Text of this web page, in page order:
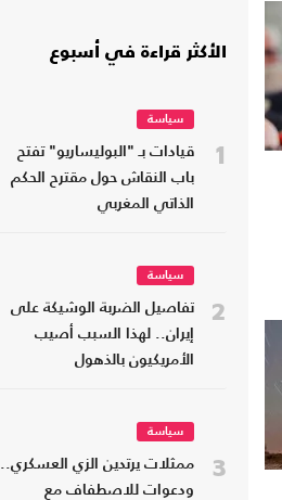
الأكثر قراءة في أسبوع
1
سياسة
قيادات بـ "البوليساريو" تفتح
باب النقاش حول مقترح الحكم
الذاتي المغربي
2
سياسة
تفاصيل الضربة الوشيكة على
إيران.. لهذا السبب أصيب
الأمريكيون بالذهول
3
سياسة
ممثلات يرتدين الزي العسكري..
ودعوات للاصطفاف مع